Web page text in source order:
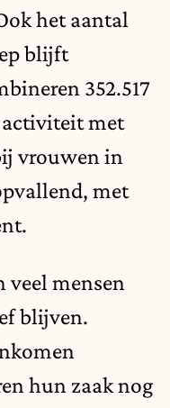
het aantal
blijft
352.517
activiteit met
vrouwen in
met
veel mensen
blijven.
hun zaak nog